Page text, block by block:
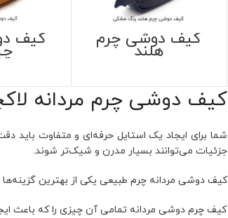
کیف دوشی چرم
هلند
کیف
کیف دوشی چرم مردانه
شما برای ایجاد یک استایل حرفه‌ای و متفاوت باید
جزئیات می‌توانند بسیار مدرن و شیک‌تر شوند.
کیف دوشی مردانه چرم طبیعی یکی از بهترین
کیف چرم دوشی مردانه تمامی آن چیزی را که باعث